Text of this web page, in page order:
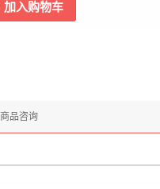
商品咨询